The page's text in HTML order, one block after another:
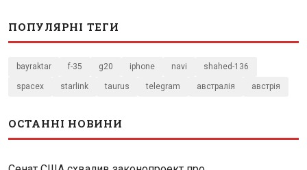
ПОПУЛЯРНІ ТЕГИ
bayraktar f-35 g20 iphone navi shahed-136
spacex starlink taurus telegram австралія австрія
ОСТАННІ НОВИНИ